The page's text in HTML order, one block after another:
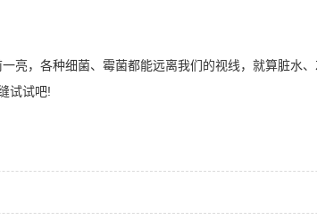
亮，各种细菌、霉菌都能远离我们的视线，就算脏水
试试吧!